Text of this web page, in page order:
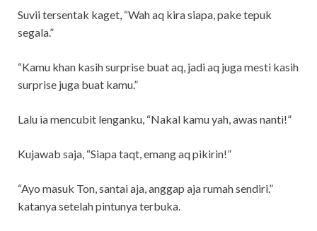
Suvii tersentak kaget, “Wah aq kira siapa, pake tepuk
segala.”
“Kamu khan kasih surprise buat aq, jadi aq juga mesti kasih
surprise juga buat kamu.”
Lalu ia mencubit lenganku, “Nakal kamu yah, awas nanti!”
Kujawab saja, “Siapa taqt, emang aq pikirin!”
“Ayo masuk Ton, santai aja, anggap aja rumah sendiri.”
katanya setelah pintunya terbuka.